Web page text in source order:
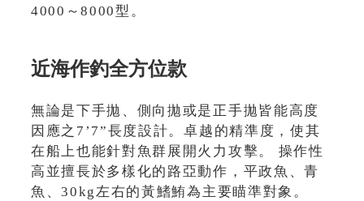
4000～8000型。
近海作釣全方位款
無論是下手拋、側向拋或是正手拋皆能高度
因應之7’7”長度設計。卓越的精準度，使其
在船上也能針對魚群展開火力攻擊。 操作性
高並擅長於多樣化的路亞動作，平政魚、青
魚、30kg左右的黃鰭鮪為主要瞄準對象。